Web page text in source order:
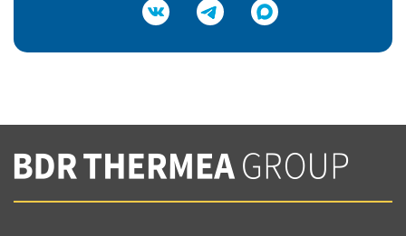
Подтвердить e-mail
Вы соглашаетесь с нашей политикой
конфеденциальности